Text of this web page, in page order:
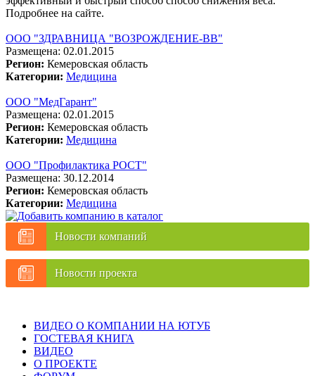
Подробнее на сайте.
ООО "ЗДРАВНИЦА "ВОЗРОЖДЕНИЕ-ВВ"
Размещена: 02.01.2015
Регион: Кемеровская область
Категории: Медицина
ООО "МедГарант"
Размещена: 02.01.2015
Регион: Кемеровская область
Категории: Медицина
ООО "Профилактика РОСТ"
Размещена: 30.12.2014
Регион: Кемеровская область
Категории: Медицина
Новости компаний
Новости проекта
ВИДЕО О КОМПАНИИ НА ЮТУБ
ГОСТЕВАЯ КНИГА
ВИДЕО
О ПРОЕКТЕ